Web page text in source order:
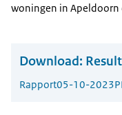
woningen in Apeldoorn
Download:
Rapport05-10-2023